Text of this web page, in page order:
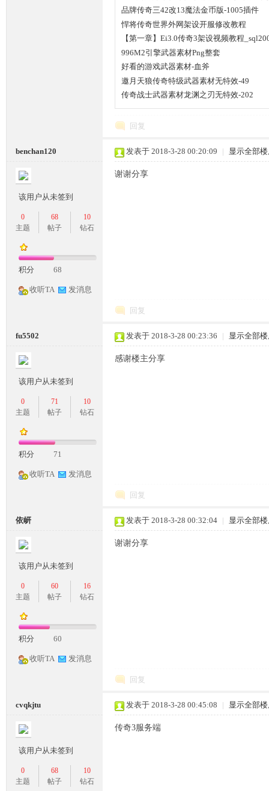
传
条
龙,
G
品牌传奇三42改13魔法金币版-1005插件
悍将传奇世界外网架设开服修改教程
【第一章】Ei3.0传奇3架设视频教程
996M2引擎武器素材Png整套
好看的游戏武器素材-血斧
邀月天狼传奇特级武器素材无特效-49
传奇战士武器素材龙渊之刃无特效-202
回复
benchan120
该用户从未签到
0
主题
68
帖子
10
钻石
积分 68
收听TA 发消息
发表于 2018-3-28 00:20:09 | 显示全部
谢谢分享
回复
fu5502
该用户从未签到
0
主题
71
帖子
10
钻石
积分 71
收听TA 发消息
发表于 2018-3-28 00:23:36 | 显示全部
感谢楼主分享
回复
依岍
该用户从未签到
0
主题
60
帖子
16
钻石
积分 60
收听TA 发消息
发表于 2018-3-28 00:32:04 | 显示全部
谢谢分享
回复
cvqkjtu
该用户从未签到
0
主题
68
帖子
10
钻石
发表于 2018-3-28 00:45:08 | 显示全部
传奇3服务端